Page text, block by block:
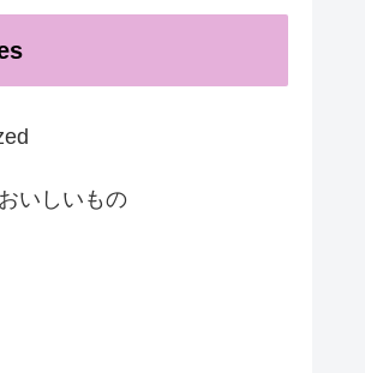
いしいもの